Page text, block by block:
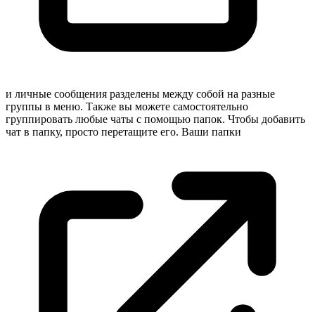
и личные сообщения разделены между собой на разные
группы в меню. Также вы можете самостоятельно
группировать любые чаты с помощью папок. Чтобы добавить
чат в папку, просто перетащите его. Ваши папки